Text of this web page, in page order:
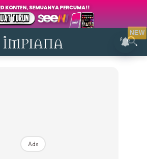
Login|Register
Ads
NEW